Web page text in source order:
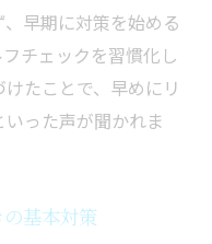
早期に対策を始める
チェックを習慣化し
たことで、早めにリ
った声が聞かれま
基本対策